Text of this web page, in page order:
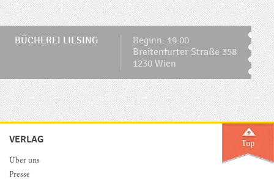
BÜCHEREI LIESING
Beginn: 19:00
Breitenfurter Straße 358
1230 Wien
VERLAG
Über uns
Presse